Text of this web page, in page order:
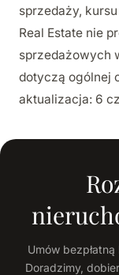
sprzedaży,
Real Estate nie
sprzedażowych
dotyczą ogólnej
aktualizacja: 6
Umów
Doradzimy,